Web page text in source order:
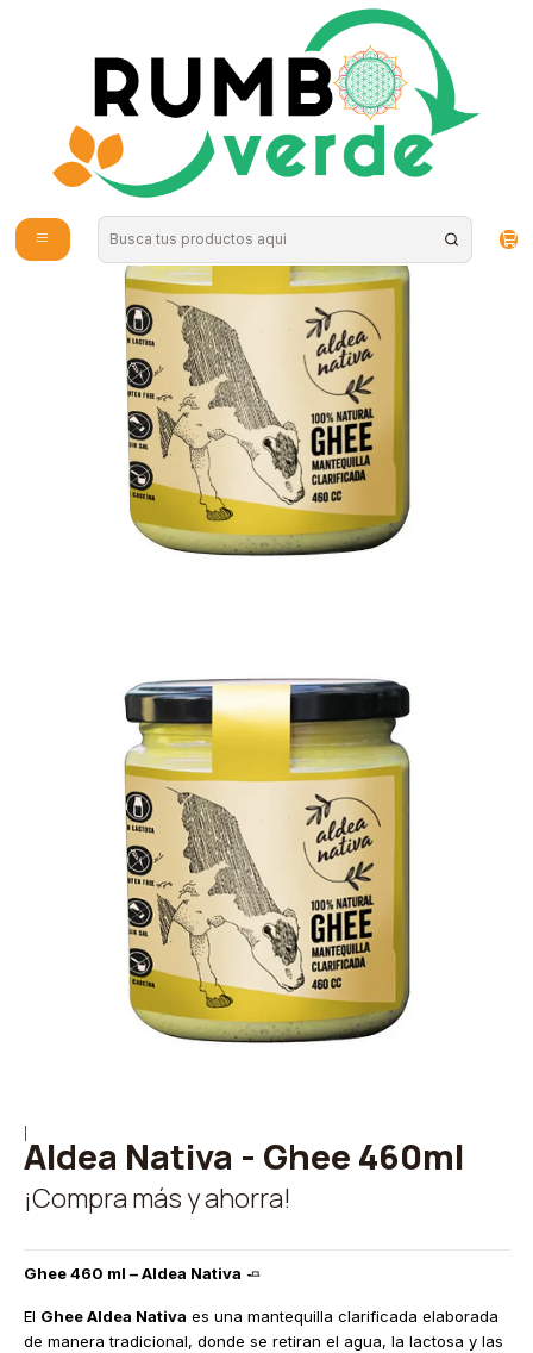
Envío gratis por compras sobre los 59.990 en la provincia de Santiago
Aceites y Mantequillas
Aldea Nativa - Ghee 460ml
¡Compra más y ahorra!
Ghee 460 ml – Aldea Nativa 🧈
El Ghee Aldea Nativa es una mantequilla clarificada elaborada
de manera tradicional, donde se retiran el agua, la lactosa y las